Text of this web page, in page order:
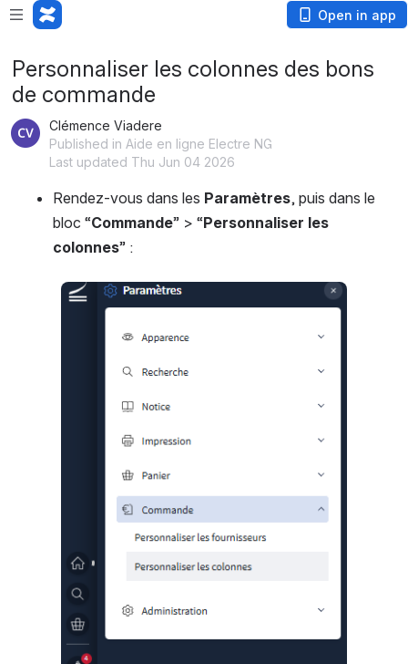
Open in app
Personnaliser les colonnes des bons
de commande
Clémence Viadere
Published in Aide en ligne Electre NG
Last updated Thu Jun 04 2026
Rendez-vous dans les Paramètres, puis dans le
bloc “Commande” > “Personnaliser les
colonnes” :
Open